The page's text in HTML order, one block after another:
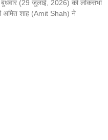
(29 जुलाई, 2026) को लोकसभा
अमित शाह (Amit Shah) ने